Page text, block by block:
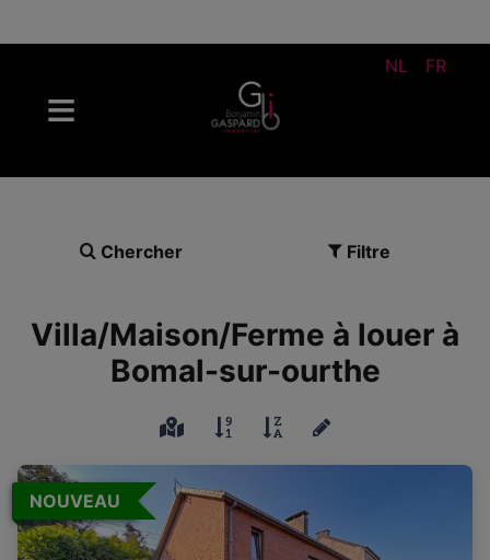
NL FR
Chercher Filtre
Villa/Maison/Ferme à louer à
Bomal-sur-ourthe
NOUVEAU